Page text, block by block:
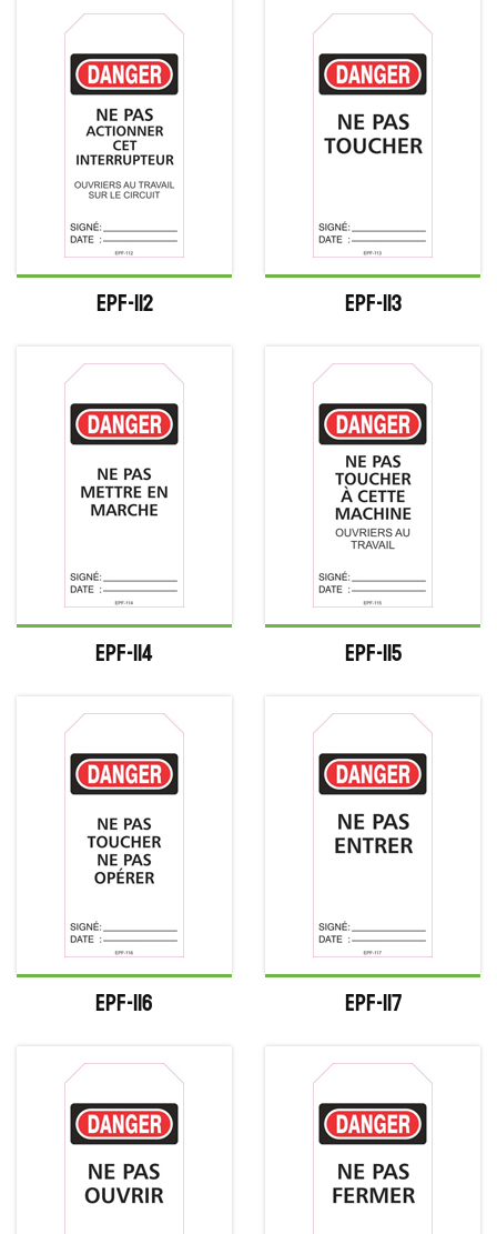
EPF-112 EPF-113
EPF-114 EPF-115
EPF-116 EPF-117